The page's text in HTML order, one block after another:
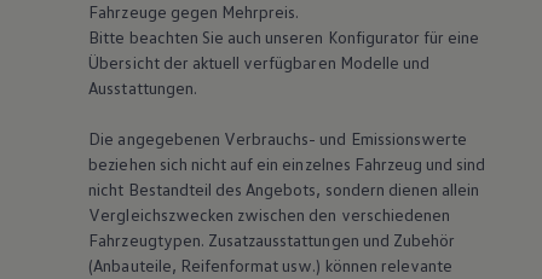
Fahrzeuge gegen Mehrpreis.
Bitte beachten Sie auch unseren Konfigurator für eine
Übersicht der aktuell verfügbaren Modelle und
Ausstattungen.
Die angegebenen Verbrauchs- und Emissionswerte
beziehen sich nicht auf ein einzelnes Fahrzeug und sind
nicht Bestandteil des Angebots, sondern dienen allein
Vergleichszwecken zwischen den verschiedenen
Fahrzeugtypen. Zusatzausstattungen und Zubehör
(Anbauteile, Reifenformat usw.) können relevante